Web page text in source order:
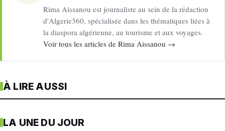
Rima Aissanou est journaliste au sein de la rédaction
d'Algerie360, spécialisée dans les thématiques liées à
la diaspora algérienne, au tourisme et aux voyages.
Voir tous les articles de Rima Aissanou →
À LIRE AUSSI
LA UNE DU JOUR